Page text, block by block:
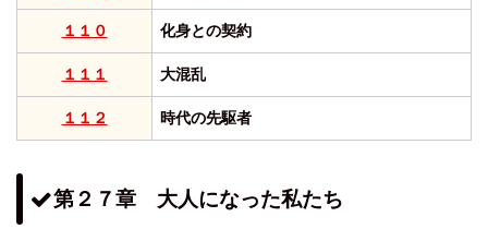
１１０ 化身との契約
１１１ 大混乱
１１２ 時代の先駆者
第２７章 大人になった私たち